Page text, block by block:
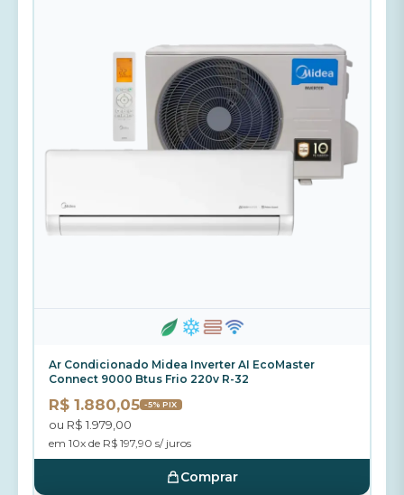
Ar Condicionado Midea Inverter AI EcoMaster
Connect 9000 Btus Frio 220v R-32
R$ 1.880,05 -5% PIX
ou R$ 1.979,00
em 10x de R$ 197,90 s/ juros
Comprar